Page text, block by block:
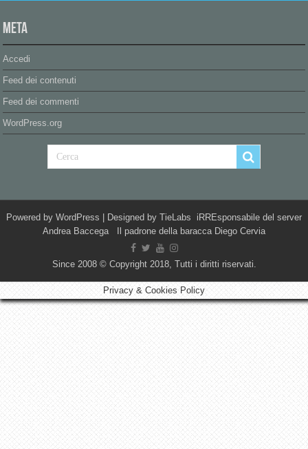
Meta
Accedi
Feed dei contenuti
Feed dei commenti
WordPress.org
Powered by WordPress | Designed by TieLabs iRREsponsabile del server
Andrea Baccega Il padrone della baracca Diego Cervia
Since 2008 © Copyright 2018, Tutti i diritti riservati.
Privacy & Cookies Policy